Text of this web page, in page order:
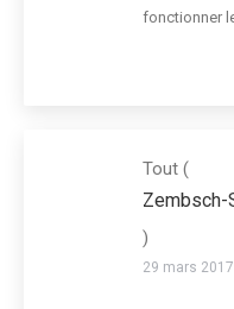
fonctionner
Tout (
Zembsch-
)
29 mars